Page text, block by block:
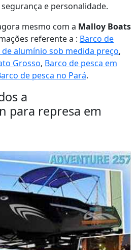
e personalidade.
mesmo com a Malloy Boats
referente a : Barco de
de alumínio sob medida preço,
Grosso, Barco de pesca em
de pesca no Pará.
a
para represa em